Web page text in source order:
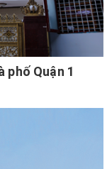
phố Quận 1